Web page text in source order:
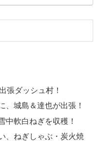
張ダッシュ村！
、城島＆達也が出張！
中軟白ねぎを収穫！
、ねぎしゃぶ・炭火焼